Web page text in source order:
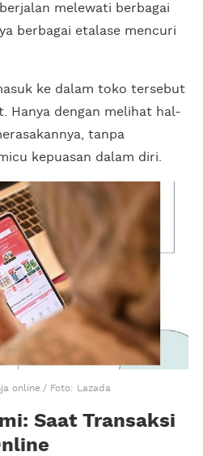
melewati berbagai
berbagai etalase mencuri
ke dalam toko tersebut
Hanya dengan melihat hal-
tanpa
kepuasan dalam diri.
online./ Foto: Lazada
Saat Transaksi